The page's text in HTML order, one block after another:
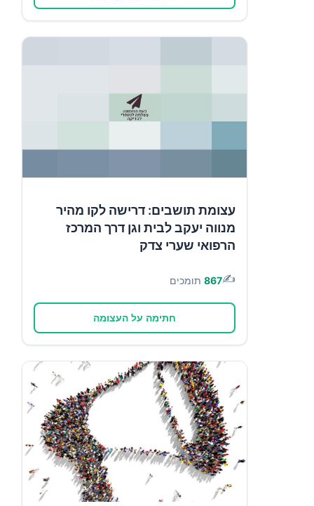
עצומת תושבים: דרישה לקו מהיר
מנווה יעקב לבית וגן דרך המרכז
הרפואי שערי צדק
✍️
867 תומכים
חתימה על העצומה